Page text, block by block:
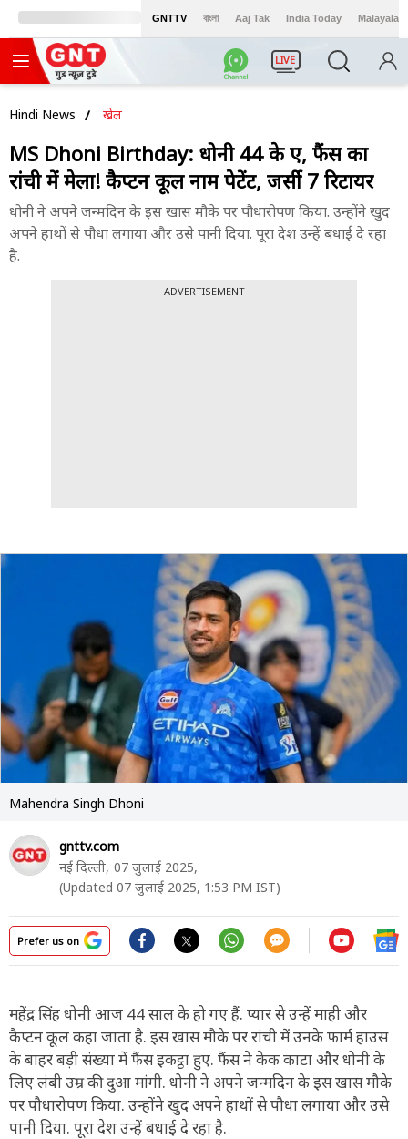
GNTTV বাংলা Aaj Tak India Today Malayalam
LIVE
Hindi News खेल
MS Dhoni Birthday: धोनी 44 के हुए, फैंस का
रांची में मेला! कैप्टन कूल नाम पेटेंट, जर्सी 7 रिटायर
धोनी ने अपने जन्मदिन के इस खास मौके पर पौधारोपण किया. उन्होंने खुद
अपने हाथों से पौधा लगाया और उसे पानी दिया. पूरा देश उन्हें बधाई दे रहा
है.
ADVERTISEMENT
Mahendra Singh Dhoni
gnttv.com
नई दिल्ली, 07 जुलाई 2025,
(Updated 07 जुलाई 2025, 1:53 PM IST)
Prefer us on
महेंद्र सिंह धोनी आज 44 साल के हो गए हैं. प्यार से उन्हें माही और
कैप्टन कूल कहा जाता है. इस खास मौके पर रांची में उनके फार्म हाउस
के बाहर बड़ी संख्या में फैंस इकट्ठा हुए. फैंस ने केक काटा और धोनी के
लिए लंबी उम्र की दुआ मांगी. धोनी ने अपने जन्मदिन के इस खास मौके
पर पौधारोपण किया. उन्होंने खुद अपने हाथों से पौधा लगाया और उसे
पानी दिया. पूरा देश उन्हें बधाई दे रहा है.